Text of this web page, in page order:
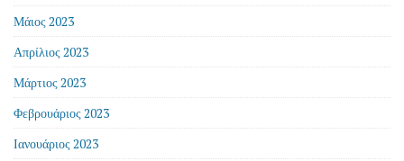
Μάιος 2023
Απρίλιος 2023
Μάρτιος 2023
Φεβρουάριος 2023
Ιανουάριος 2023